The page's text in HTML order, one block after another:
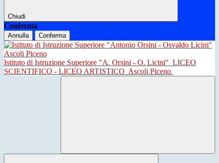
Chiudi
Conferma
Annulla Conferma
Istituto di Istruzione Superiore "A. Orsini - O. Licini" LICEO
SCIENTIFICO - LICEO ARTISTICO Ascoli Piceno